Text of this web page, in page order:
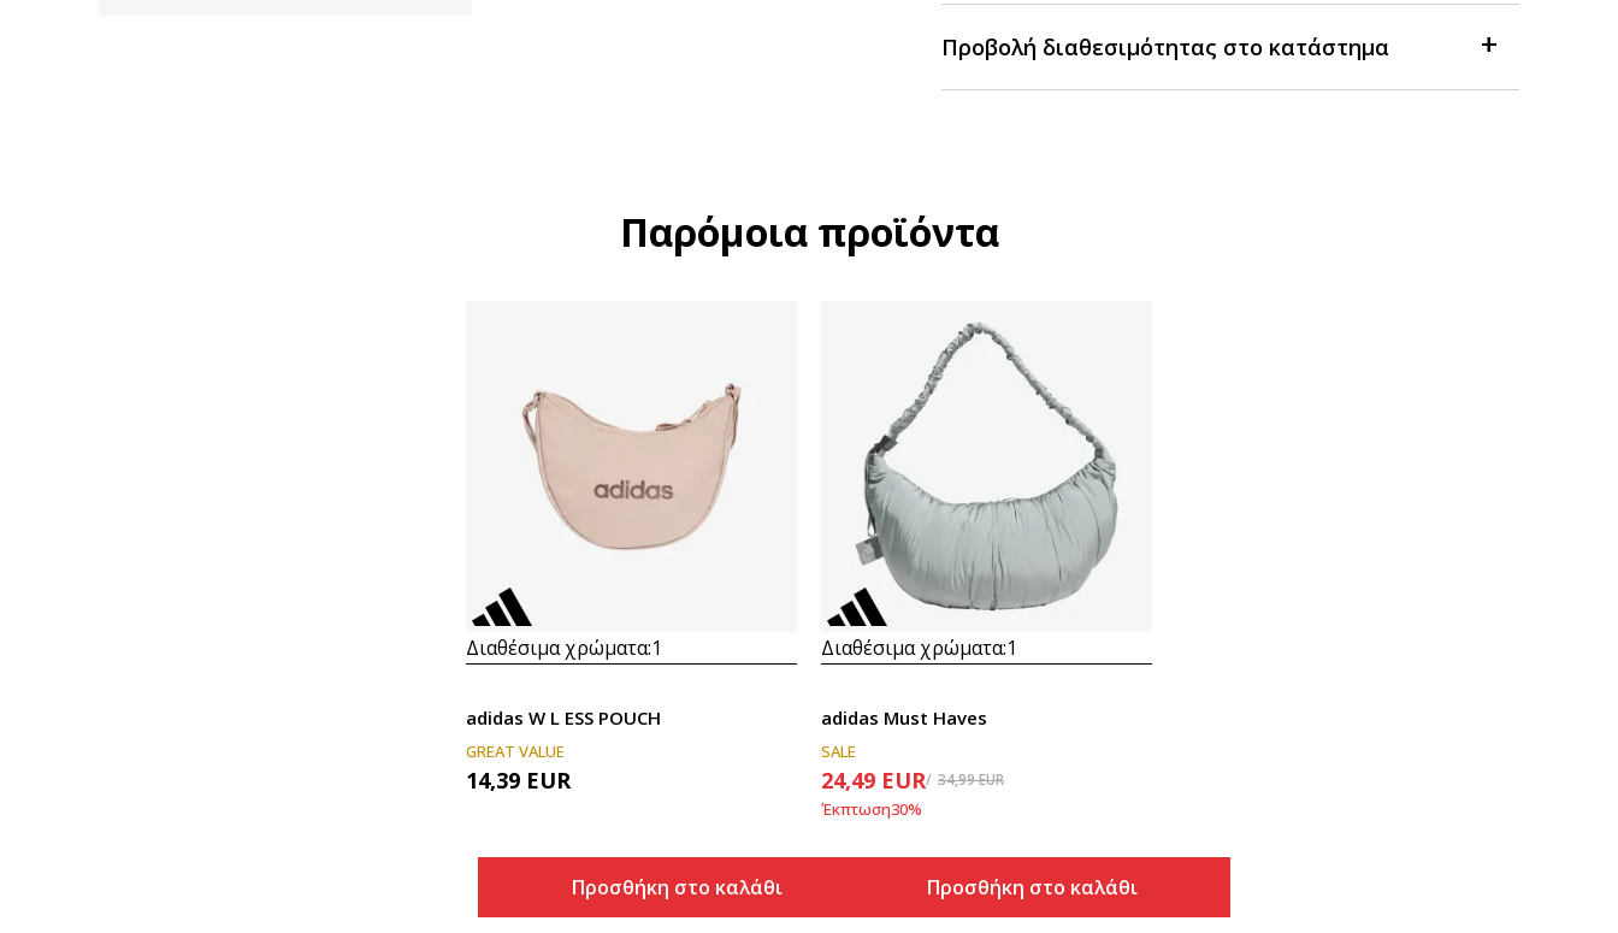
Προβολή διαθεσιμότητας στο κατάστημα
Παρόμοια προϊόντα
Διαθέσιμα χρώματα:1
adidas W L ESS POUCH
GREAT VALUE
14,39 EUR
Προσθήκη στο καλάθι
Διαθέσιμα χρώματα:1
adidas Must Haves
SALE
24,49 EUR 34,99EUR
Έκπτωση30%
Προσθήκη στο καλάθι